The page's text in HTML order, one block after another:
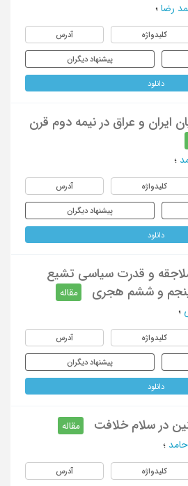
رضا ؛
کلیدواژه آدرس
پیشنهاد دیگران
دانلود
ایران و عراق در نیمه دوم قرن
؛
کلیدواژه آدرس
پیشنهاد دیگران
دانلود
سلاجقه و قدرت سیاسی تشیع
پنجم و ششم هجری
مقاله
؛
کلیدواژه آدرس
پیشنهاد دیگران
دانلود
در سلام خلافت
مقاله
؛
کلیدواژه آدرس